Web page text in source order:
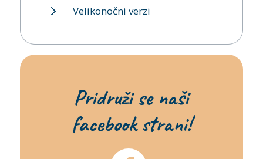
Velikonočni verzi
Pridruži se naši
facebook strani!